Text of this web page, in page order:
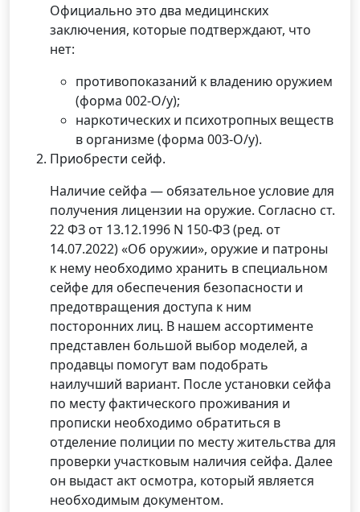
Официально это два медицинских
заключения, которые подтверждают, что
нет:
противопоказаний к владению оружием
(форма 002-О/у);
наркотических и психотропных веществ
в организме (форма 003-О/у).
Приобрести сейф.
Наличие сейфа — обязательное условие для
получения лицензии на оружие. Согласно ст.
22 ФЗ от 13.12.1996 N 150-ФЗ (ред. от
14.07.2022) «Об оружии», оружие и патроны
к нему необходимо хранить в специальном
сейфе для обеспечения безопасности и
предотвращения доступа к ним
посторонних лиц. В нашем ассортименте
представлен большой выбор моделей, а
продавцы помогут вам подобрать
наилучший вариант. После установки сейфа
по месту фактического проживания и
прописки необходимо обратиться в
отделение полиции по месту жительства для
проверки участковым наличия сейфа. Далее
он выдаст акт осмотра, который является
необходимым документом.